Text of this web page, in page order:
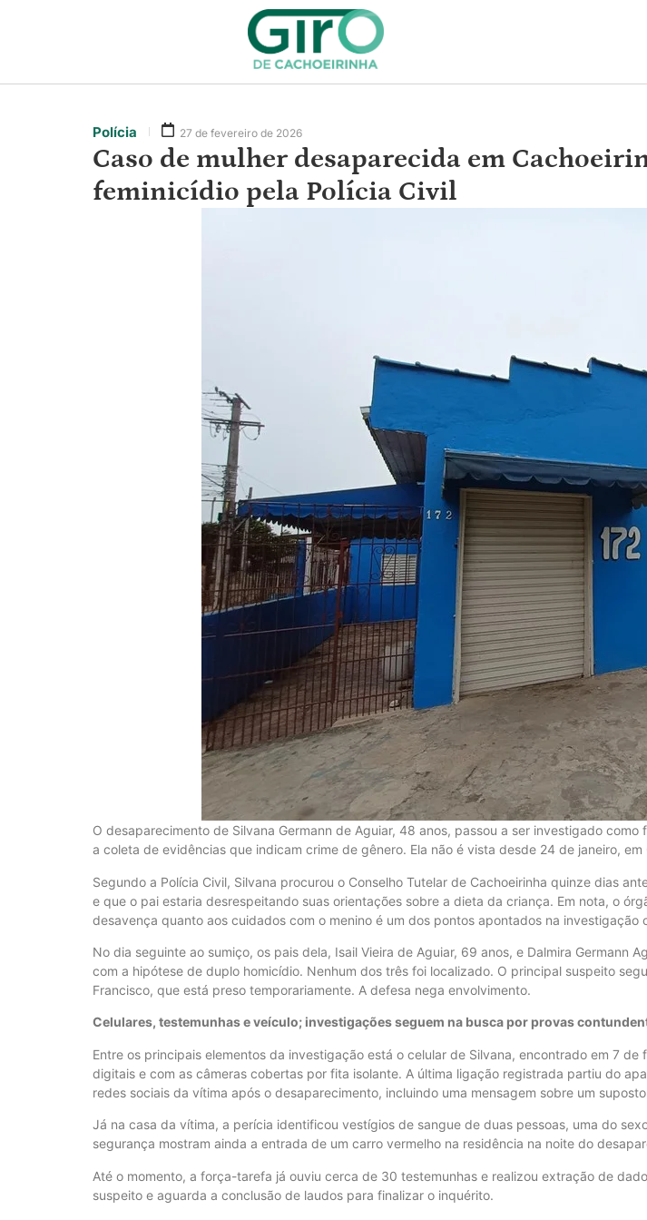
Polícia 27 de fevereiro de 2026
Caso de mulher desaparecida em
feminicídio pela Polícia Civil
O desaparecimento de Silvana Germann de Aguiar, 48 anos, passou a ser investigado
a coleta de evidências que indicam crime de gênero. Ela não é vista desde 24 de janeiro,
Segundo a Polícia Civil, Silvana procurou o Conselho Tutelar de Cachoeirinha quinze dias
e que o pai estaria desrespeitando suas orientações sobre a dieta da criança. Em nota, o
desavença quanto aos cuidados com o menino é um dos pontos apontados na investigação
No dia seguinte ao sumiço, os pais dela, Isail Vieira de Aguiar, 69 anos, e Dalmira
com a hipótese de duplo homicídio. Nenhum dos três foi localizado. O principal suspeito
Francisco, que está preso temporariamente. A defesa nega envolvimento.
Celulares, testemunhas e veículo; investigações seguem na busca por provas
Entre os principais elementos da investigação está o celular de Silvana, encontrado em 7
digitais e com as câmeras cobertas por fita isolante. A última ligação registrada partiu do
redes sociais da vítima após o desaparecimento, incluindo uma mensagem sobre um
Já na casa da vítima, a perícia identificou vestígios de sangue de duas pessoas, uma do
segurança mostram ainda a entrada de um carro vermelho na residência na noite do
Até o momento, a força-tarefa já ouviu cerca de 30 testemunhas e realizou extração de
suspeito e aguarda a conclusão de laudos para finalizar o inquérito.